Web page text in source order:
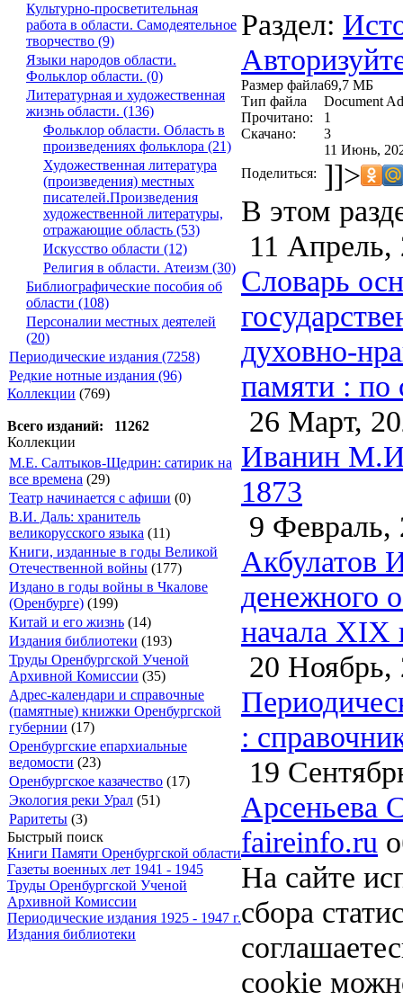
Культурно-просветительная
работа в области. Самодеятельное
творчество (9)
Языки народов области.
Фольклор области. (0)
Литературная и художественная
жизнь области. (136)
Фольклор области. Область в
произведениях фольклора (21)
Художественная литература
(произведения) местных
писателей.Произведения
художественной литературы,
отражающие область (53)
Искусство области (12)
Религия в области. Атеизм (30)
Библиографические пособия об
области (108)
Персоналии местных деятелей
(20)
Периодические издания (7258)
Редкие нотные издания (96)
Коллекции (769)
Всего изданий: 11262
Коллекции
М.Е. Салтыков-Щедрин: сатирик на
все времена (29)
Театр начинается с афиши (0)
В.И. Даль: хранитель
великорусского языка (11)
Книги, изданные в годы Великой
Отечественной войны (177)
Издано в годы войны в Чкалове
(Оренбурге) (199)
Китай и его жизнь (14)
Издания библиотеки (193)
Труды Оренбургской Ученой
Архивной Комиссии (35)
Адрес-календари и справочные
(памятные) книжки Оренбургской
губернии (17)
Оренбургские епархиальные
ведомости (23)
Оренбургское казачество (17)
Экология реки Урал (51)
Раритеты (3)
Быстрый поиск
Книги Памяти Оренбургской области
Газеты военных лет 1941 - 1945
Труды Оренбургской Ученой
Архивной Комиссии
Периодические издания 1925 - 1947 г.
Издания библиотеки
Раздел:
Размер файла69,7 МБ
Тип файла
Document
Прочитано:
1
Скачано:
3
11 Июнь,
Поделиться: ]]>
В этом
11 Апрель,
Словарь
духовно-
памяти : по
26 Март,
Иванин
1873
9 Февраль,
Акбулатов
денежного
начала XIX
20 Ноябрь,
:
19
Арсеньева
faireinfo.ru
На сайте
сбора
cookie